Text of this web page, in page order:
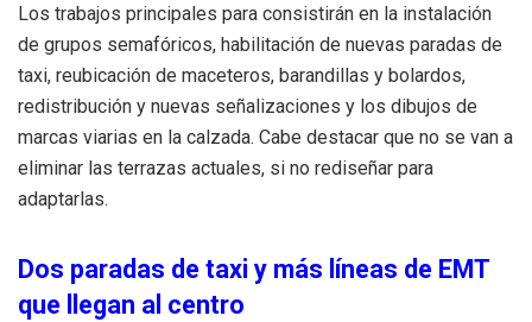
Los trabajos principales para consistirán en la instalación
de grupos semafóricos, habilitación de nuevas paradas de
taxi, reubicación de maceteros, barandillas y bolardos,
redistribución y nuevas señalizaciones y los dibujos de
marcas viarias en la calzada. Cabe destacar que no se van a
eliminar las terrazas actuales, si no rediseñar para
adaptarlas.
Dos paradas de taxi y más líneas de EMT
que llegan al centro